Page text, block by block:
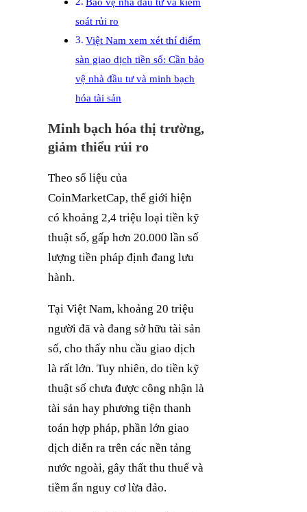
soát rủi ro
Việt Nam xem xét thí điểm
sàn giao dịch tiền số: Cần bảo
vệ nhà đầu tư và minh bạch
hóa tài sản
Minh bạch hóa thị trường,
giảm thiểu rủi ro
Theo số liệu của
CoinMarketCap, thế giới hiện
có khoảng 2,4 triệu loại tiền kỹ
thuật số, gấp hơn 20.000 lần số
lượng tiền pháp định đang lưu
hành.
Tại Việt Nam, khoảng 20 triệu
người đã và đang sở hữu tài sản
số, cho thấy nhu cầu giao dịch
là rất lớn. Tuy nhiên, do tiền kỹ
thuật số chưa được công nhận là
tài sản hay phương tiện thanh
toán hợp pháp, phần lớn giao
dịch diễn ra trên các nền tảng
nước ngoài, gây thất thu thuế và
tiềm ẩn nguy cơ lừa đảo.